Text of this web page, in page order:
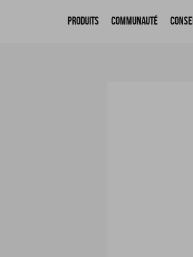
Produits Communauté